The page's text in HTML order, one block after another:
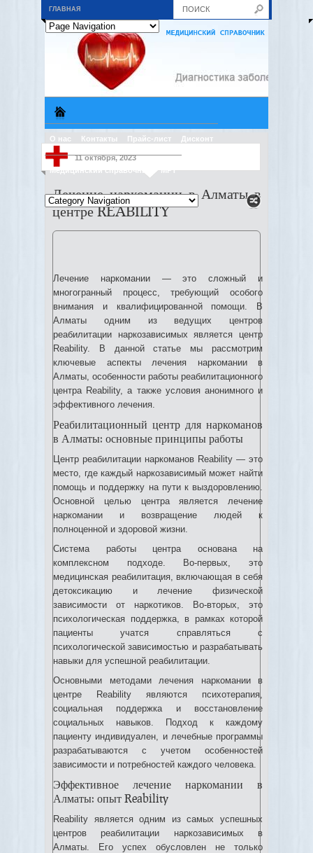
ГЛАВНАЯ
О нас Контакты Прайс-лист Дисконт
Медицинский справочник МРТ
11 октября, 2023
Лечение наркомании в Алматы в
центре REABILITY
Лечение наркомании — это сложный и
многогранный процесс, требующий особого
внимания и квалифицированной помощи. В
Алматы одним из ведущих центров
реабилитации наркозависимых является центр
Reability. В данной статье мы рассмотрим
ключевые аспекты лечения наркомании в
Алматы, особенности работы реабилитационного
центра Reability, а также условия анонимного и
эффективного лечения.
Реабилитационный центр для наркоманов
в Алматы: основные принципы работы
Центр реабилитации наркоманов Reability — это
место, где каждый наркозависимый может найти
помощь и поддержку на пути к выздоровлению.
Основной целью центра является лечение
наркомании и возвращение людей к
полноценной и здоровой жизни.
Система работы центра основана на
комплексном подходе. Во-первых, это
медицинская реабилитация, включающая в себя
детоксикацию и лечение физической
зависимости от наркотиков. Во-вторых, это
психологическая поддержка, в рамках которой
пациенты учатся справляться с
психологической зависимостью и разрабатывать
навыки для успешной реабилитации.
Основными методами лечения наркомании в
центре Reability являются психотерапия,
социальная поддержка и восстановление
социальных навыков. Подход к каждому
пациенту индивидуален, и лечебные программы
разрабатываются с учетом особенностей
зависимости и потребностей каждого человека.
Эффективное лечение наркомании в
Алматы: опыт Reability
Reability является одним из самых успешных
центров реабилитации наркозависимых в
Алматы. Его успех обусловлен не только